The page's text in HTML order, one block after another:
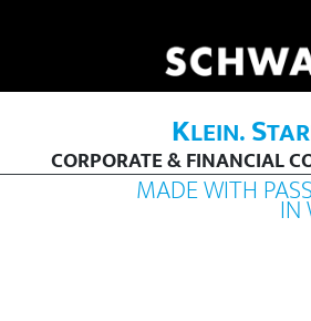
KLEIN.S
CORPORATE & FINANCIAL
MADE WITH IN